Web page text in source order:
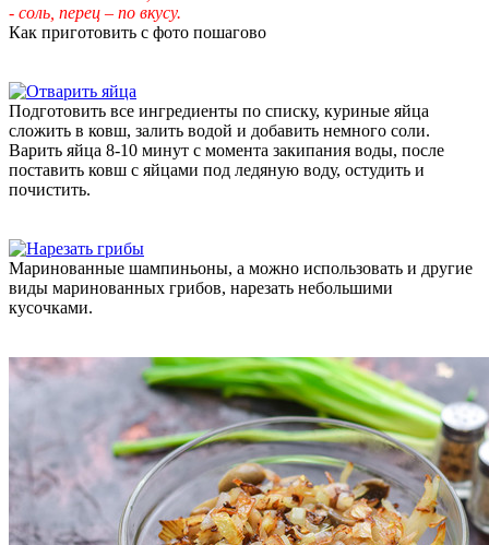
- соль, перец – по вкусу.
Как приготовить с фото пошагово
Подготовить все ингредиенты по списку, куриные яйца
сложить в ковш, залить водой и добавить немного соли.
Варить яйца 8-10 минут с момента закипания воды, после
поставить ковш с яйцами под ледяную воду, остудить и
почистить.
Маринованные шампиньоны, а можно использовать и другие
виды маринованных грибов, нарезать небольшими
кусочками.